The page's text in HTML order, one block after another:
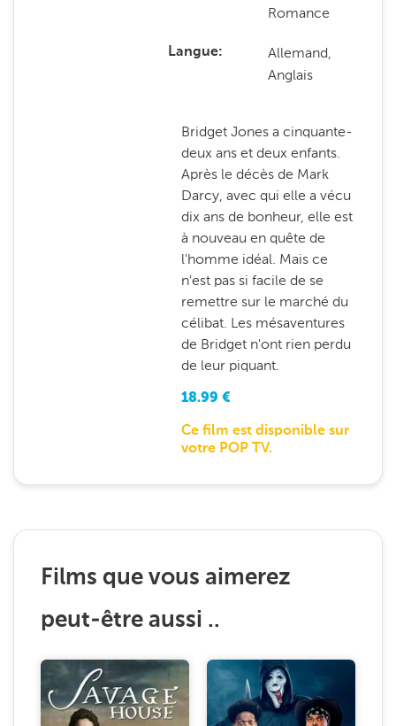
Romance
Langue
Allemand,
Anglais
Bridget Jones a cinquante-
deux ans et deux enfants.
Après le décès de Mark
Darcy, avec qui elle a vécu
dix ans de bonheur, elle est
à nouveau en quête de
l'homme idéal. Mais ce
n'est pas si facile de se
remettre sur le marché du
célibat. Les mésaventures
de Bridget n'ont rien perdu
de leur piquant.
18.99 €
Ce film est disponible sur
votre POP TV.
Films que vous aimerez
peut-être aussi ..